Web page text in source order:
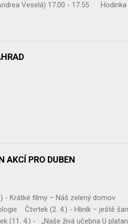
Veselá) 17.00 - 17.55
19.00 – 19.55 Zatancuj si s TJ
casino ( Víťa Kučera ) V době od
AKCÍ PRO DUBEN
4.) - Krátké filmy – Náš zelený
Čtvrtek (2. 4.) - Hliník – ještě
4.) - „Naše živá učebna U